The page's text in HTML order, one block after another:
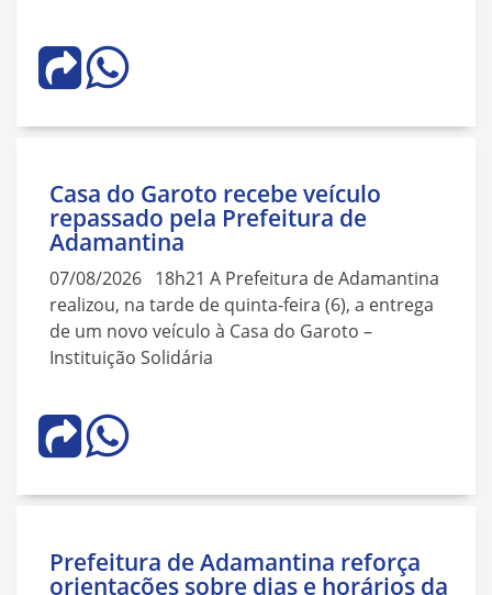
Casa do Garoto recebe veículo
repassado pela Prefeitura de
Adamantina
07/08/2026 18h21 A Prefeitura de Adamantina
realizou, na tarde de quinta-feira (6), a entrega
de um novo veículo à Casa do Garoto –
Instituição Solidária
Prefeitura de Adamantina reforça
orientações sobre dias e horários da